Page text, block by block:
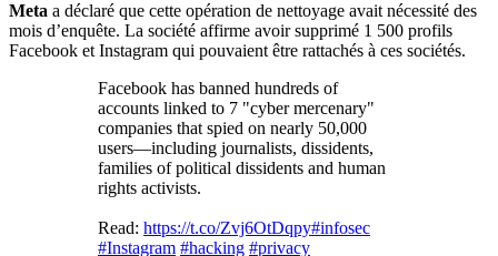
Meta a déclaré que cette opération de nettoyage avait nécessité des
mois d’enquête. La société affirme avoir supprimé 1 500 profils
Facebook et Instagram qui pouvaient être rattachés à ces sociétés.
Facebook has banned hundreds of
accounts linked to 7 "cyber mercenary"
companies that spied on nearly 50,000
users—including journalists, dissidents,
families of political dissidents and human
rights activists.
Read: https://t.co/Zvj6OtDqpy#infosec
#Instagram #hacking #privacy